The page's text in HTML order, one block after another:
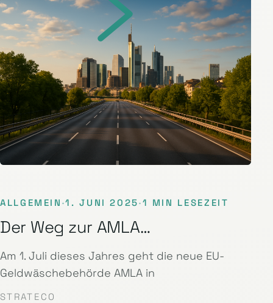
ALLGEMEIN ·1. JUNI 2025·1 MIN LESEZEIT
Der Weg zur AMLA…
Am 1. Juli dieses Jahres geht die neue EU-
Geldwäschebehörde AMLA in
STRATECO